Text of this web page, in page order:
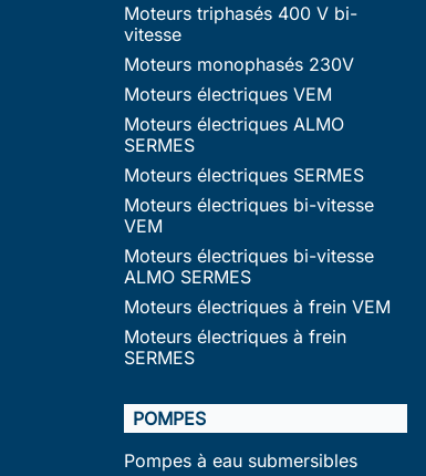
Moteurs triphasés 400 V bi-
vitesse
Moteurs monophasés 230V
Moteurs électriques VEM
Moteurs électriques ALMO
SERMES
Moteurs électriques SERMES
Moteurs électriques bi-vitesse
VEM
Moteurs électriques bi-vitesse
ALMO SERMES
Moteurs électriques à frein VEM
Moteurs électriques à frein
SERMES
POMPES
Pompes à eau submersibles